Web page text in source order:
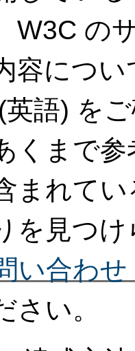
W3C の
容につ
英語) を
くまで
まれて
を見つ
い合わ
さい。